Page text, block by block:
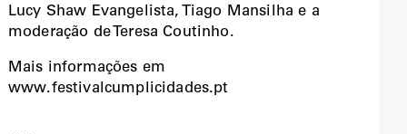
Lucy Shaw Evangelista, Tiago Mansilha e a
moderação de Teresa Coutinho.
Mais informações em
www.festivalcumplicidades.pt